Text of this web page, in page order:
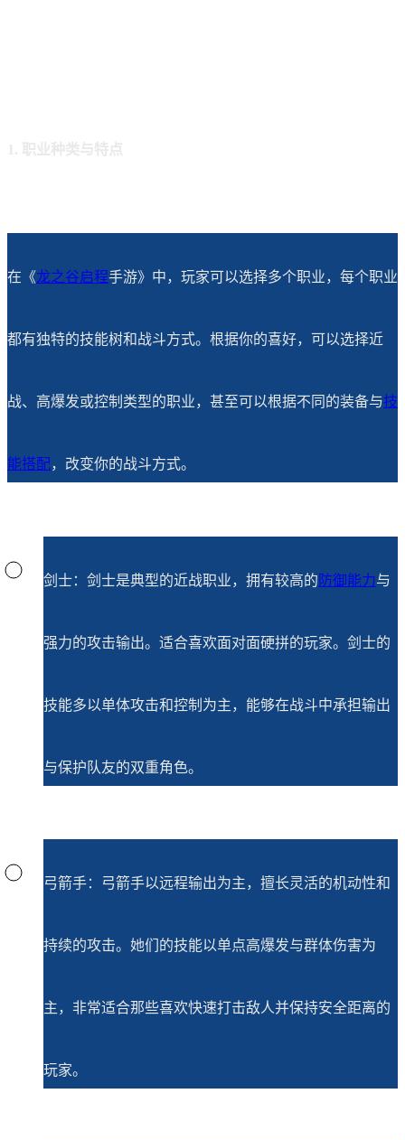
在《龙之谷启程手游》中，玩家可以选择多个职业，每个职业
都有独特的技能树和战斗方式。根据你的喜好，可以选择近
战、高爆发或控制类型的职业，甚至可以根据不同的装备与技
能搭配，改变你的战斗方式。
剑士：剑士是典型的近战职业，拥有较高的 防御能力与
强力的攻击输出。适合喜欢面对面硬拼的玩家。剑士的
技能多以单体攻击和控制为主，能够在战斗中承担输出
与保护队友的双重角色。
弓箭手：弓箭手以远程输出为主，擅长灵活的机动性和
持续的攻击。她们的技能以单点高爆发与群体伤害为
主，非常适合那些喜欢快速打击敌人并保持安全距离的
玩家。